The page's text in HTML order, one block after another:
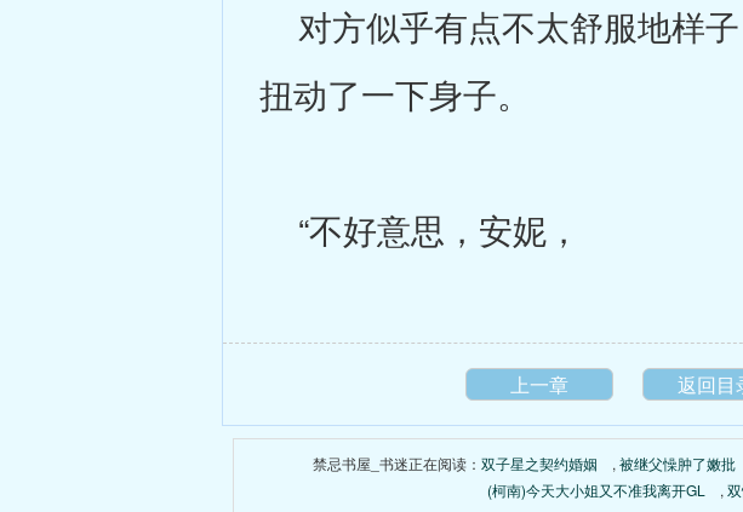
对方似乎有点不太舒服地样
扭动了一下身子。
“不好意思，安妮，
上一章 返回目
禁忌书屋_书迷正在阅读： 双子星之契约婚姻 , 被继父懆肿了嫩批
(柯南)今天大小姐又不准我离开GL
,